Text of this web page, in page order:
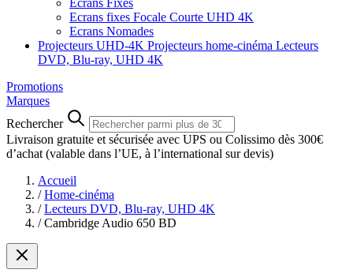
Ecrans Fixes
Ecrans fixes Focale Courte UHD 4K
Ecrans Nomades
Projecteurs UHD-4K Projecteurs home-cinéma Lecteurs
DVD, Blu-ray, UHD 4K
Promotions
Marques
Rechercher
Livraison gratuite et sécurisée avec UPS ou Colissimo dès 300€
d’achat (valable dans l’UE, à l’international sur devis)
Accueil
/ Home-cinéma
/ Lecteurs DVD, Blu-ray, UHD 4K
/ Cambridge Audio 650 BD